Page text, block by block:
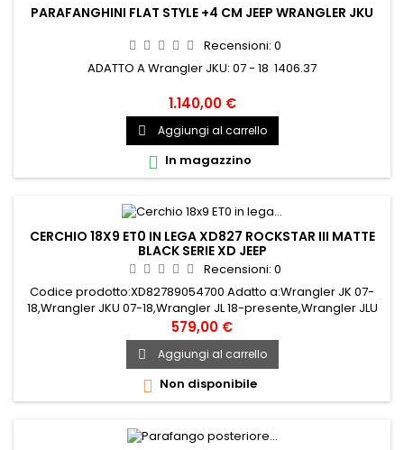
PARAFANGHINI FLAT STYLE +4 CM JEEP WRANGLER JKU
Recensioni: 0
ADATTO A Wrangler JKU: 07 - 18 1406.37
1.140,00 €
 Aggiungi al carrello
 In magazzino
CERCHIO 18X9 ET0 IN LEGA XD827 ROCKSTAR III MATTE
BLACK SERIE XD JEEP
Recensioni: 0
Codice prodotto:XD82789054700 Adatto a:Wrangler JK 07-
18,Wrangler JKU 07-18,Wrangler JL 18-presente,Wrangler JLU
18-presente,Gladiator JT 20-presente
579,00 €
 Aggiungi al carrello
 Non disponibile